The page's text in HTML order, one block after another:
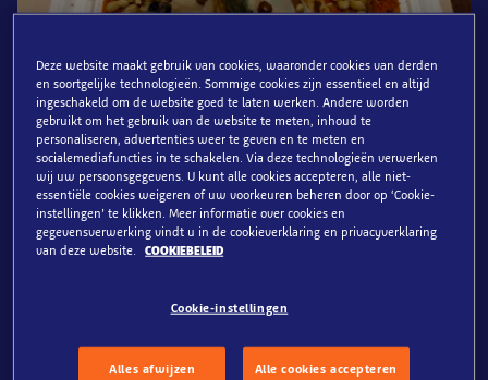
Taart voor jarige otters
Het is niet niks - je tweede verjaardag in corona... maar
ondanks de tijdelijke sluiting van Sea Life Scheveningen
om even stil te staan bij hun verjaardagen. Max is
alweer 12 jaar geworden en Skittle het vrouwtje werd
vorige week 10 jaar oud.
Deze website maakt gebruik van cookies, waaronder cookies van derden
en soortgelijke technologieën. Sommige cookies zijn essentieel en altijd
ingeschakeld om de website goed te laten werken. Andere worden
gebruikt om het gebruik van de website te meten, inhoud te
personaliseren, advertenties weer te geven en te meten en
socialemediafuncties in te schakelen. Via deze technologieën verwerken
wij uw persoonsgegevens. U kunt alle cookies accepteren, alle niet-
essentiële cookies weigeren of uw voorkeuren beheren door op ‘Cookie-
instellingen’ te klikken. Meer informatie over cookies en
gegevensverwerking vindt u in de cookieverklaring en privacyverklaring
van deze website.
COOKIEBELEID
Cookie-instellingen
Alles afwijzen Alle cookies accepteren